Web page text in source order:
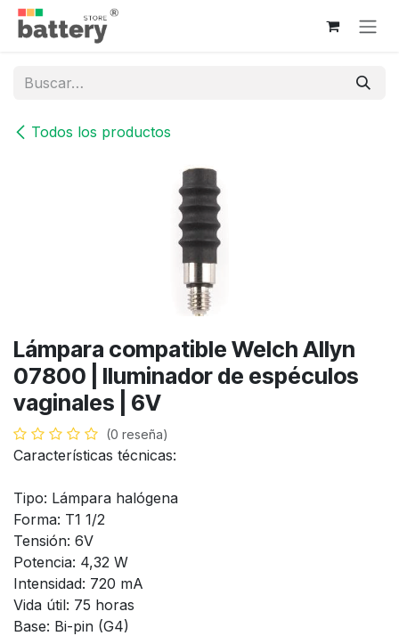
Ir al contenido
Todos los productos
Lámpara compatible Welch Allyn
07800 | Iluminador de espéculos
vaginales | 6V
(0 reseña)
Características técnicas:
Tipo: Lámpara halógena
Forma: T1 1/2
Tensión: 6V
Potencia: 4,32 W
Intensidad: 720 mA
Vida útil: 75 horas
Base: Bi-pin (G4)